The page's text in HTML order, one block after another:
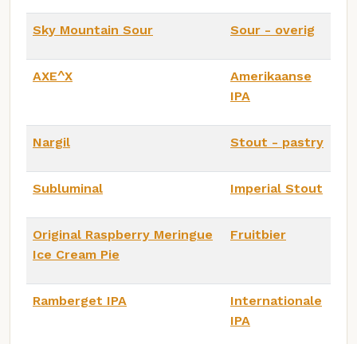
Sky Mountain Sour Sour - overig
AXE^X
Amerikaanse
IPA
Nargil Stout - pastry
Subluminal Imperial Stout
Original Raspberry Meringue
Ice Cream Pie
Fruitbier
Ramberget IPA
Internationale
IPA